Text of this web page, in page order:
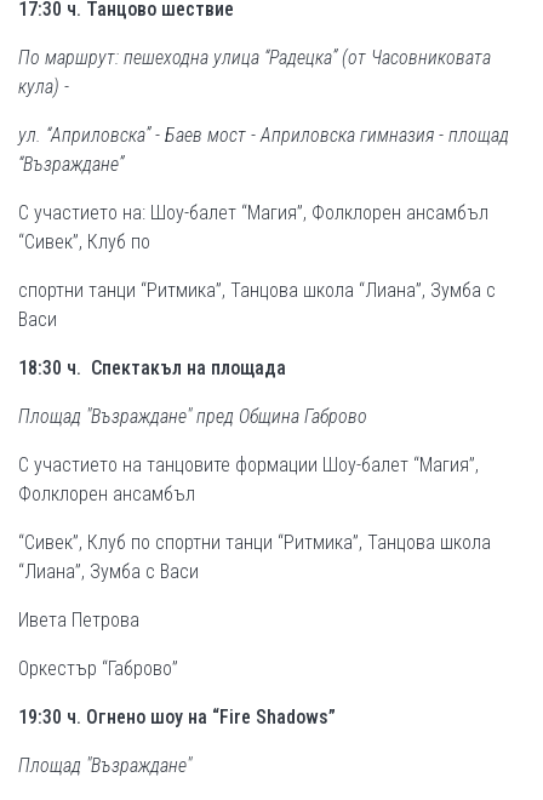
17:30 ч. Танцово шествие
По маршрут: пешеходна улица “Радецка” (от Часовниковата
кула) -
ул. “Априловска” - Баев мост - Априловска гимназия - площад
“Възраждане”
С участието на: Шоу-балет “Магия”, Фолклорен ансамбъл
“Сивек”, Клуб по
спортни танци “Ритмика”, Танцова школа “Лиана”, Зумба с
Васи
18:30 ч. Спектакъл на площада
Площад "Възраждане" пред Община Габрово
С участието на танцовите формации Шоу-балет “Магия”,
Фолклорен ансамбъл
“Сивек”, Клуб по спортни танци “Ритмика”, Танцова школа
“Лиана”, Зумба с Васи
Ивета Петрова
Оркестър “Габрово”
19:30 ч. Огнено шоу на “Fire Shadows”
Площад "Възраждане"